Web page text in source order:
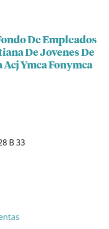
De Empleados
De Jovenes De
Ymca Fonymca
B 33